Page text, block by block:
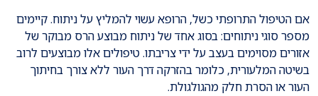
אם הטיפול התרופתי כשל, הרופא עשוי להמליץ על ניתוח. קיימים
מספר סוגי ניתוחים: בסוג אחד של ניתוח מבוצע הרס מבוקר של
אזורים מסוימים בעצב על ידי צריבתו. טיפולים אלו מבוצעים לרוב
בשיטה המלעורית, כלומר בהזרקה דרך העור ללא צורך בחיתוך
העור או הסרת חלק מהגולגולת.